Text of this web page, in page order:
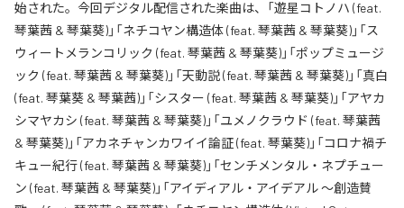
始された。今回デジタル配信された楽曲は、「遊星コトノハ (feat.
琴葉茜 & 琴葉葵)」「ネチコヤン構造体 (feat. 琴葉茜 & 琴葉葵)」「ス
ウィートメランコリック (feat. 琴葉茜 & 琴葉葵)」「ポップミュージ
ック (feat. 琴葉茜 & 琴葉葵)」「天動説 (feat. 琴葉茜 & 琴葉葵)」「真白
(feat. 琴葉葵 & 琴葉茜)」「シスター (feat. 琴葉茜 & 琴葉葵)」「アヤカ
シマヤカシ (feat. 琴葉茜 & 琴葉葵)」「ユメノクラウド (feat. 琴葉茜
& 琴葉葵)」「アカネチャンカワイイ論証 (feat. 琴葉葵)」「コロナ禍チ
キュー紀行 (feat. 琴葉茜 & 琴葉葵)」「センチメンタル・ネプチュー
ン (feat. 琴葉茜 & 琴葉葵)」「アイディアル・アイデアル 〜創造賛